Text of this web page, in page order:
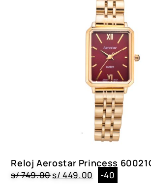
Reloj Aerostar Princess
s/749.00s/ 449.00 -40